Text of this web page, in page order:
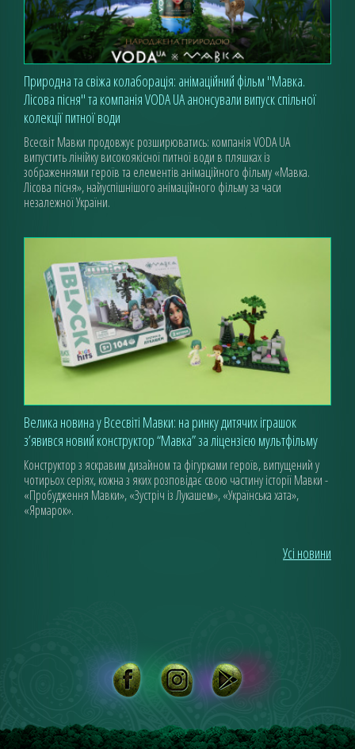
Природна та свіжа колаборація: анімаційний фільм "Мавка.
Лісова пісня" та компанія VODA UA анонсували випуск спільної
колекції питної води
Всесвіт Мавки продовжує розширюватись: компанія VODA UA
випустить лінійку високоякісної питної води в пляшках із
зображеннями героїв та елементів анімаційного фільму «Мавка.
Лісова пісня», найуспішнішого анімаційного фільму за часи
незалежної України.
Велика новина у Всесвіті Мавки: на ринку дитячих іграшок
з’явився новий конструктор “Мавка” за ліцензією мультфільму
Конструктор з яскравим дизайном та фігурками героїв, випущений у
чотирьох серіях, кожна з яких розповідає свою частину історії Мавки -
«Пробудження Мавки», «Зустріч із Лукашем», «Українська хата»,
«Ярмарок».
Усі новини